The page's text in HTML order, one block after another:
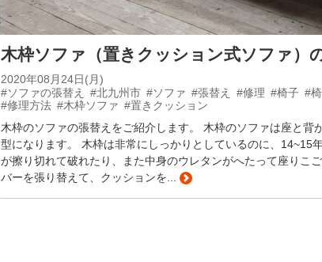
木枠ソファ（置きクッション式ソファ）
2020年08月24日(月)
#ソファの張替え
#北九州市 #ソファ #張替え #修理 #椅子 #
#修理方法 #木枠ソファ #置きクッション
木枠のソファの張替えをご紹介します。 木枠のソファは座と背
型になります。 木枠は非常にしっかりとしているのに、14~15
が擦り切れて破れたり、また中身のウレタンがへたって座りこ
バーを張り替えて、クッションを...